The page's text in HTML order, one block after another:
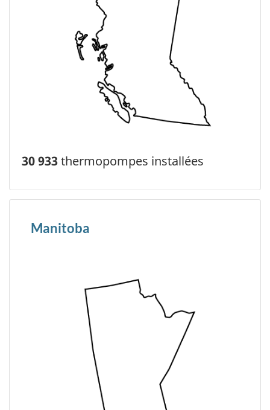
30 933thermopompes installées
Manitoba